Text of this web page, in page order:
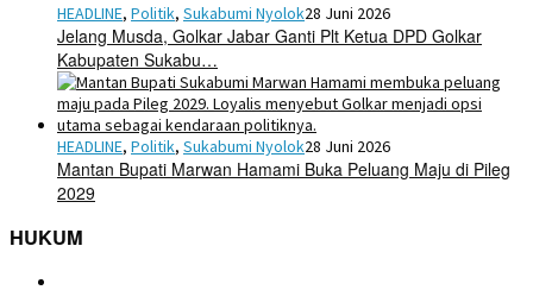
HEADLINE, Politik, Sukabumi Nyolok28 Juni 2026
Jelang Musda, Golkar Jabar Ganti Plt Ketua DPD Golkar
Kabupaten Sukabu…
HEADLINE, Politik, Sukabumi Nyolok28 Juni 2026
Mantan Bupati Marwan Hamami Buka Peluang Maju di Pileg
2029
HUKUM